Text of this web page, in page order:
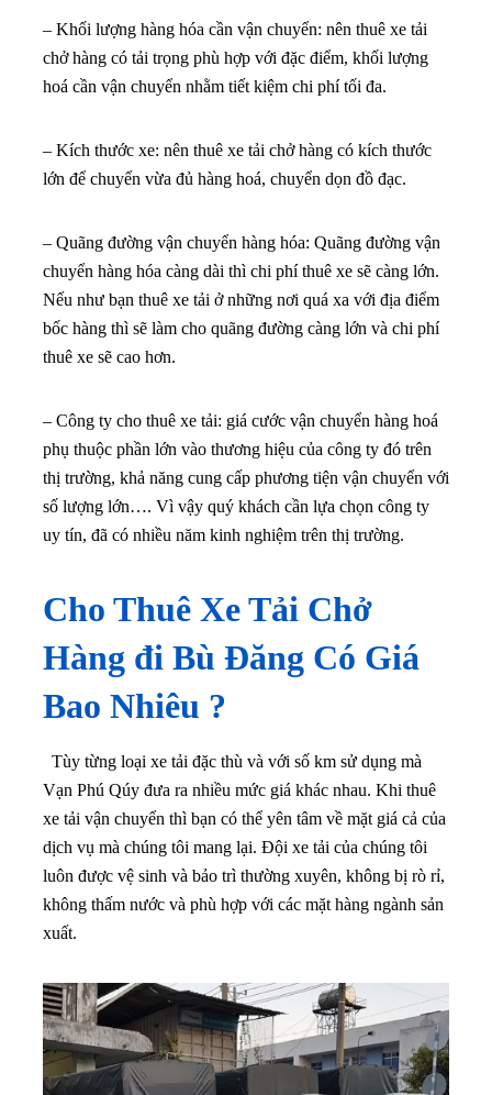
– Khối lượng hàng hóa cần vận chuyển: nên thuê xe tải
chở hàng có tải trọng phù hợp với đặc điểm, khối lượng
hoá cần vận chuyển nhằm tiết kiệm chi phí tối đa.
– Kích thước xe: nên thuê xe tải chở hàng có kích thước
lớn để chuyển vừa đủ hàng hoá, chuyển dọn đồ đạc.
– Quãng đường vận chuyển hàng hóa: Quãng đường vận
chuyển hàng hóa càng dài thì chi phí thuê xe sẽ càng lớn.
Nếu như bạn thuê xe tải ở những nơi quá xa với địa điểm
bốc hàng thì sẽ làm cho quãng đường càng lớn và chi phí
thuê xe sẽ cao hơn.
– Công ty cho thuê xe tải: giá cước vận chuyển hàng hoá
phụ thuộc phần lớn vào thương hiệu của công ty đó trên
thị trường, khả năng cung cấp phương tiện vận chuyển với
số lượng lớn…. Vì vậy quý khách cần lựa chọn công ty
uy tín, đã có nhiều năm kinh nghiệm trên thị trường.
Cho Thuê Xe Tải Chở
Hàng đi Bù Đăng Có Giá
Bao Nhiêu ?
Tùy từng loại xe tải đặc thù và với số km sử dụng mà
Vạn Phú Qúy đưa ra nhiều mức giá khác nhau. Khi thuê
xe tải vận chuyển thì bạn có thể yên tâm về mặt giá cả của
dịch vụ mà chúng tôi mang lại. Đội xe tải của chúng tôi
luôn được vệ sinh và bảo trì thường xuyên, không bị rò rỉ,
không thấm nước và phù hợp với các mặt hàng ngành sản
xuất.